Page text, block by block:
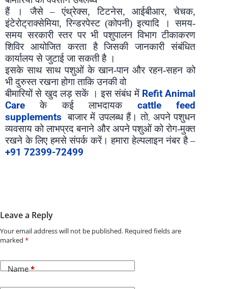
हैं । जैसे – एंथ्रेक्स, टिटनेस, आईबीआर, चेचक,
इंटेरोट्राक्सेमिया, रिन्डरपेस्ट (कोपनी) इत्यादि । समय-
समय सरकारी स्तर पर भी पशुपालन विभाग टीकाकरण
शिविर आयोजित करता है जिसकी जानकारी संबंधित
कार्यालय से जुटाई जा सकती है ।
इसके साथ साथ पशुओं के खान-पान और रहन-सहन को
भी दुरुस्त रखना होगा ताकि उनकी वो
बीमारियों से खुद लड़ सकें । इस संबंध में Refit Animal
Care
के कई लाभदायक cattle feed
supplements बाजार में उपलब्धहैं। तो,अपने पशुधन
व्यवसाय को लाभप्रद बनाने और अपने पशुओं को रोग-मुक्त
रखने के लिए हमसे संपर्क करें। हमारा हेल्पलाइन नंबर है –
+91 72399-72499
Leave a Reply
Your email address will not be published. Required fields are
marked *
Name*